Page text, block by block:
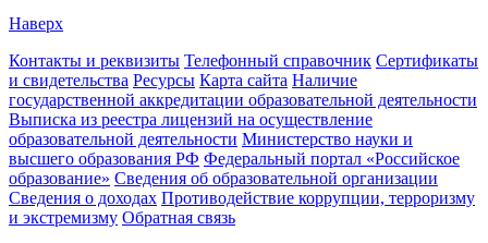
Наверх
Контакты и реквизиты Телефонный справочник Сертификаты
и свидетельства Ресурсы Карта сайта Наличие
государственной аккредитации образовательной деятельности
Выписка из реестра лицензий на осуществление
образовательной деятельности Министерствo науки и
высшего образования РФ Федеральный портал «Российское
образование» Сведения об образовательной организации
Сведения о доходах Противодействие коррупции, терроризму
и экстремизму Обратная связь